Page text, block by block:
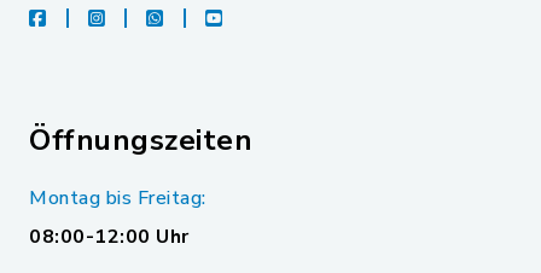
facebookinstagramwhatsappyoutube
Öffnungszeiten
Montag bis Freitag:
08:00-12:00 Uhr